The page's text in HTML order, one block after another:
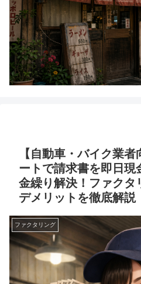
【自動車・バイク業
ートで請求書を即日現
金繰り解決！ファクタ
デメリットを徹底解説
ファクタリング